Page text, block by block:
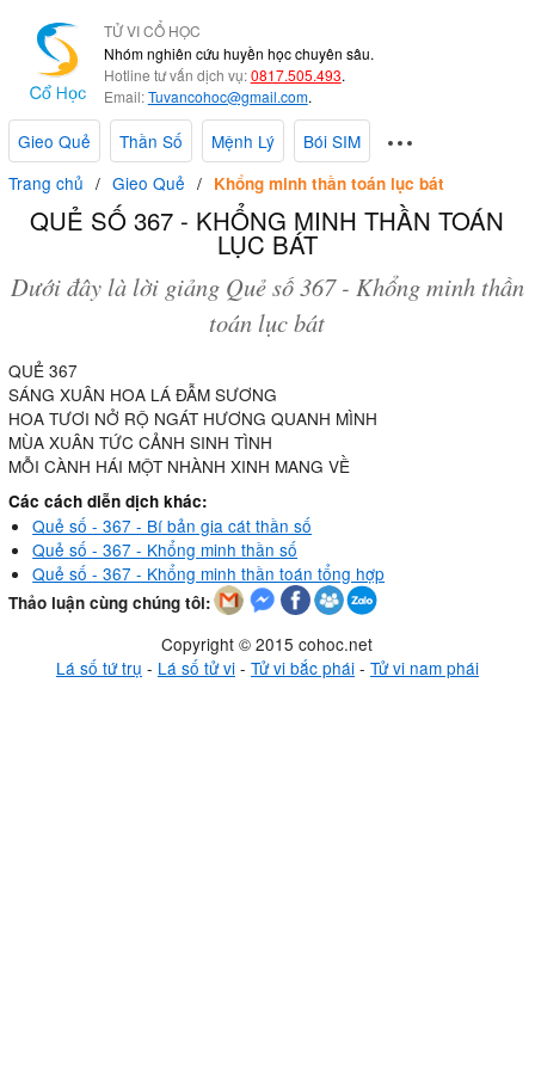
TỬ VI CỔ HỌC
Nhóm nghiên cứu huyền học chuyên sâu.
Hotline tư vấn dịch vụ:0817.505.493.
Email:Tuvancohoc@gmail.com.
Gieo Quẻ Thần Số Mệnh Lý
Bói SIM
Trang chủ
Gieo Quẻ Khổng minh thần toán lục bát
QUẺ SỐ 367 - KHỔNG MINH THẦN TOÁN
LỤC BÁT
Dưới đây là lời giảng Quẻ số 367 - Khổng minh thần
toán lục bát
QUẺ 367
SÁNG XUÂN HOA LÁ ĐẪM SƯƠNG
HOA TƯƠI NỞ RỘ NGÁT HƯƠNG QUANH MÌNH
MÙA XUÂN TỨC CẢNH SINH TÌNH
MỖI CÀNH HÁI MỘT NHÀNH XINH MANG VỀ
Các cách diễn dịch khác:
Quẻ số - 367 - Bí bản gia cát thần số
Quẻ số - 367 - Khổng minh thần số
Quẻ số - 367 - Khổng minh thần toán tổng hợp
Thảo luận cùng chúng tôi:
Copyright © 2015 cohoc.net
Lá số tứ trụ - Lá số tử vi- Tử vi bắc phái- Tử vi nam phái